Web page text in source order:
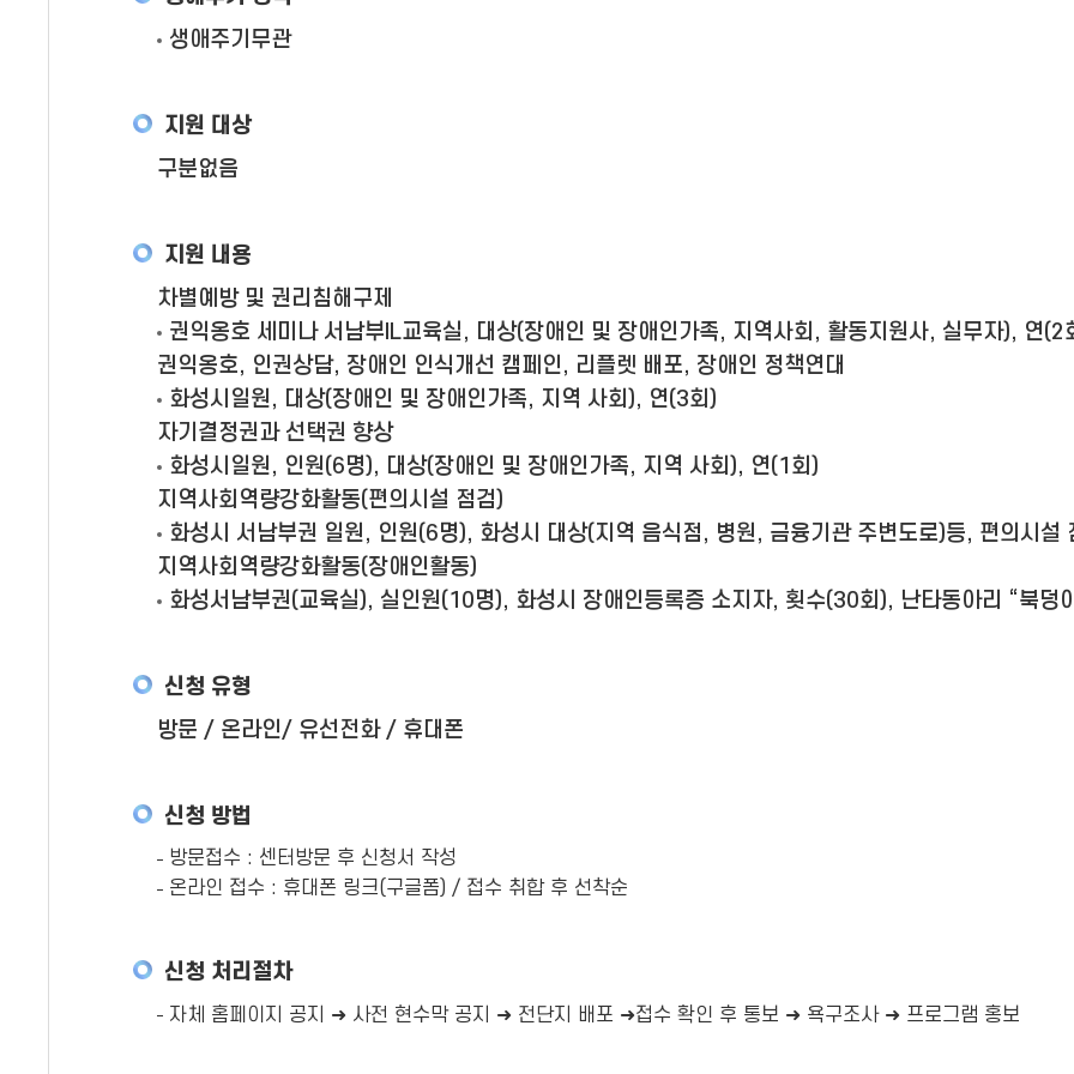
생애주기무관
지원 대상
구분없음
지원 내용
차별예방 및 권리침해구제
권익옹호 세미나 서남부IL교육실, 대상(장애인 및 장애인가족, 지역사회, 활동지원사, 실무자), 연(2
권익옹호, 인권상담, 장애인 인식개선 캠페인, 리플렛 배포, 장애인 정책연대
화성시일원, 대상(장애인 및 장애인가족, 지역 사회), 연(3회)
자기결정권과 선택권 향상
화성시일원, 인원(6명), 대상(장애인 및 장애인가족, 지역 사회), 연(1회)
지역사회역량강화활동(편의시설 점검)
화성시 서남부권 일원, 인원(6명), 화성시 대상(지역 음식점, 병원, 금융기관 주변도로)등, 편의시설
지역사회역량강화활동(장애인활동)
화성서남부권(교육실), 실인원(10명), 화성시 장애인등록증 소지자, 횟수(30회), 난타동아리 “북덩
신청 유형
방문 / 온라인/ 유선전화 / 휴대폰
신청 방법
방문접수 : 센터방문 후 신청서 작성
온라인 접수 : 휴대폰 링크(구글폼) / 접수 취합 후 선착순
신청 처리절차
자체 홈페이지 공지 ➜ 사전 현수막 공지 ➜ 전단지 배포 ➜접수 확인 후 통보 ➜ 욕구조사 ➜ 프로그램 홍보